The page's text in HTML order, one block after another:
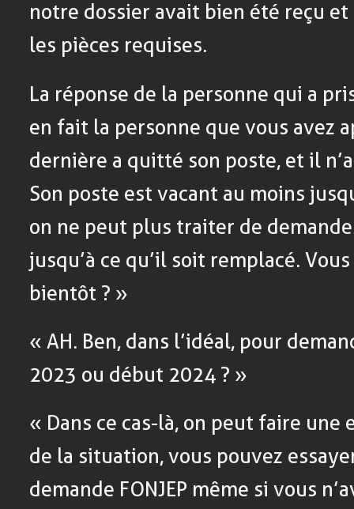
notre dossier avait bien été reçu
les pièces requises.
La réponse de la personne qui a
en fait la personne que vous avez
dernière a quitté son poste, et il
Son poste est vacant au moins
on ne peut plus traiter de
jusqu’à ce qu’il soit remplacé.
bientôt ? »
« AH. Ben, dans l’idéal, pour
2023 ou début 2024 ? »
« Dans ce cas-là, on peut faire
de la situation, vous pouvez
demande FONJEP même si vous